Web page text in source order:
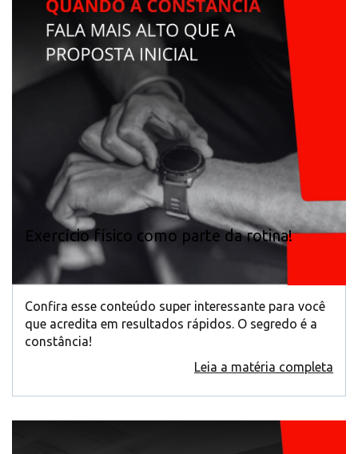
Exercício físico como parte da rotina!
Confira esse conteúdo super interessante para você
que acredita em resultados rápidos. O segredo é a
constância!
Leia a matéria completa